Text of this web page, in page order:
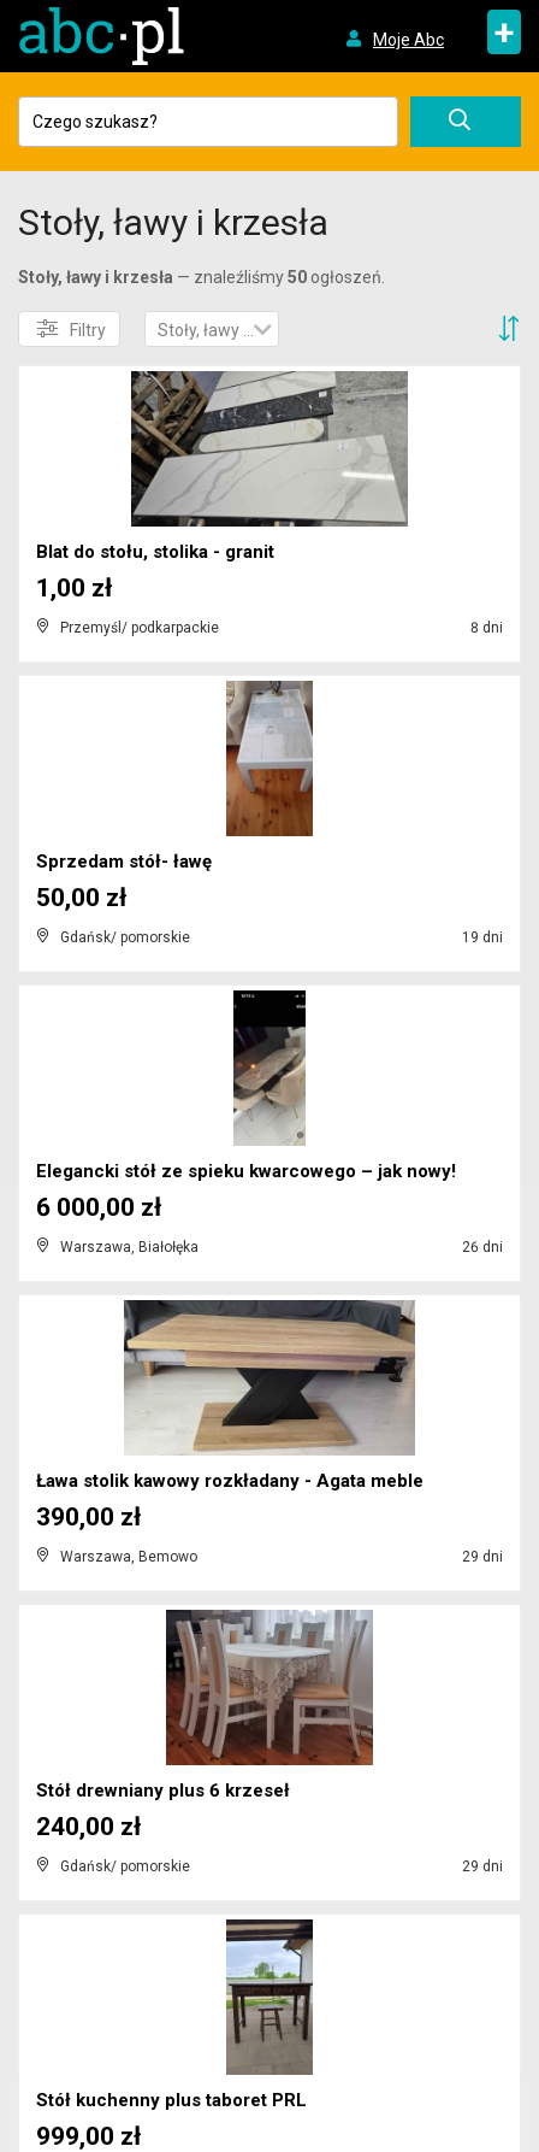
Moje Abc +
Stoły, ławy i krzesła
Stoły, ławy i krzesła — znaleźliśmy50 ogłoszeń.
Filtry Stoły, ławy i krzesła
Blat do stołu, stolika - granit
Przemyśl/ podkarpackie 8 dni
1,00 zł
Sprzedam stół- ławę
Gdańsk/ pomorskie 19 dni
50,00 zł
Elegancki stół ze spieku kwarcowego – jak nowy!
Warszawa, Białołęka 26 dni
6 000,00 zł
Ława stolik kawowy rozkładany - Agata meble
Warszawa, Bemowo 29 dni
390,00 zł
Stół drewniany plus 6 krzeseł
Gdańsk/ pomorskie 29 dni
240,00 zł
Stół kuchenny plus taboret PRL
999,00 zł